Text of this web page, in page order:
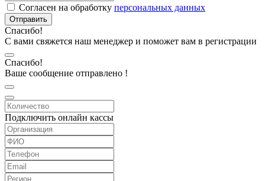
Согласен на обработку персональных данных
Отправить
Спасибо!
С вами свяжется наш менеджер и поможет вам в регистрации
Спасибо!
Ваше сообщение отправлено !
Подключить онлайн кассы